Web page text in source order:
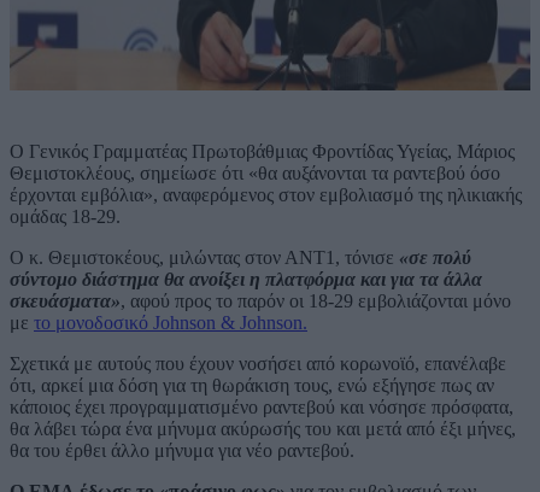
O Γενικός Γραμματέας Πρωτοβάθμιας Φροντίδας Υγείας, Μάριος
Θεμιστοκλέους, σημείωσε ότι «θα αυξάνονται τα ραντεβού όσο
έρχονται εμβόλια», αναφερόμενος στον εμβολιασμό της ηλικιακής
ομάδας 18-29.
Ο κ. Θεμιστοκέους, μιλώντας στον ΑΝΤ1, τόνισε «σε πολύ
σύντομο διάστημα θα ανοίξει η πλατφόρμα και για τα άλλα
σκευάσματα», αφού προς το παρόν οι 18-29 εμβολιάζονται μόνο
με το μονοδοσικό Johnson & Johnson.
Σχετικά με αυτούς που έχουν νοσήσει από κορωνοϊό, επανέλαβε
ότι, αρκεί μια δόση για τη θωράκιση τους, ενώ εξήγησε πως αν
κάποιος έχει προγραμματισμένο ραντεβού και νόσησε πρόσφατα,
θα λάβει τώρα ένα μήνυμα ακύρωσής του και μετά από έξι μήνες,
θα του έρθει άλλο μήνυμα για νέο ραντεβού.